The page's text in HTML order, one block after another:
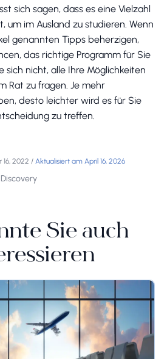
sich sagen, dass es eine Vielzahl
um im Ausland zu studieren. Wenn
genannten Tipps beherzigen,
das richtige Programm für Sie
sich nicht, alle Ihre Möglichkeiten
Rat zu fragen. Je mehr
desto leichter wird es für Sie
zu treffen.
16, 2022 / Aktualisiert am April 16, 2026
Sie auch